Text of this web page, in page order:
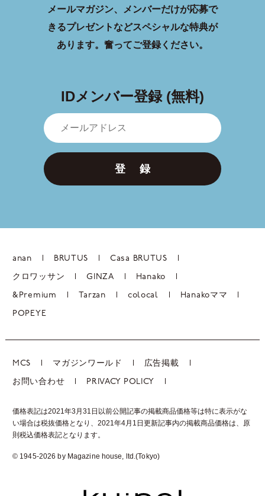
メールマガジン、メンバーだけが応募で
きるプレゼントなどスペシャルな特典が
あります。 奮ってご登録ください。
IDメンバー登録 (無料)
登 録
anan BRUTUS Casa BRUTUS
クロワッサン GINZA Hanako
&Premium Tarzan colocal Hanakoママ
POPEYE
MCS マガジンワールド 広告掲載
お問い合わせ PRIVACY POLICY
価格表記は2021年3月31日以前公開記事の掲載商品価格等は特に表示がな
い場合は税抜価格となり、2021年4月1日更新記事内の掲載商品価格は、 原
則税込価格表記となります。
© 1945-2026 by Magazine house, ltd.(Tokyo)